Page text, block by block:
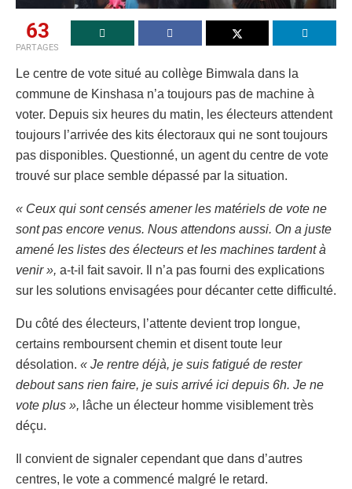
63
PARTAGES
Le centre de vote situé au collège Bimwala dans la
commune de Kinshasa n’a toujours pas de machine à
voter. Depuis six heures du matin, les électeurs attendent
toujours l’arrivée des kits électoraux qui ne sont toujours
pas disponibles. Questionné, un agent du centre de vote
trouvé sur place semble dépassé par la situation.
« Ceux qui sont censés amener les matériels de vote ne
sont pas encore venus. Nous attendons aussi. On a juste
amené les listes des électeurs et les machines tardent à
venir », a-t-il fait savoir. Il n’a pas fourni des explications
sur les solutions envisagées pour décanter cette difficulté.
Du côté des électeurs, l’attente devient trop longue,
certains remboursent chemin et disent toute leur
désolation. « Je rentre déjà, je suis fatigué de rester
debout sans rien faire, je suis arrivé ici depuis 6h. Je ne
vote plus », lâche un électeur homme visiblement très
déçu.
Il convient de signaler cependant que dans d’autres
centres, le vote a commencé malgré le retard.